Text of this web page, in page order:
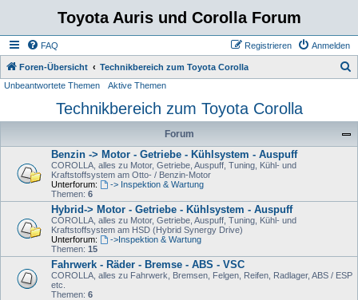
Toyota Auris und Corolla Forum
FAQ Anmelden
Registrieren
Foren-Übersicht Technikbereich zum Toyota Corolla
h
Unbeantwortete Themen Aktive Themen
Technikbereich zum Toyota Corolla
Forum
Benzin -> Motor - Getriebe - Kühlsystem - Auspuff
COROLLA, alles zu Motor, Getriebe, Auspuff, Tuning, Kühl- und
Kraftstoffsystem am Otto- / Benzin-Motor
Unterforum:
-> Inspektion & Wartung
Themen: 6
Hybrid-> Motor - Getriebe - Kühlsystem - Auspuff
COROLLA, alles zu Motor, Getriebe, Auspuff, Tuning, Kühl- und
Kraftstoffsystem am HSD (Hybrid Synergy Drive)
Unterforum:
->Inspektion & Wartung
Themen: 15
Fahrwerk - Räder - Bremse - ABS - VSC
COROLLA, alles zu Fahrwerk, Bremsen, Felgen, Reifen, Radlager, ABS / ESP
etc.
Themen: 6